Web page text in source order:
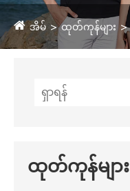
အိမ် ထုတ်ကုန်များ
ထုတ်ကုန်များ